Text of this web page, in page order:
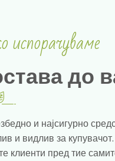
испорачуваме
до
и најсигурно
и видлив за
клиенти пред тие